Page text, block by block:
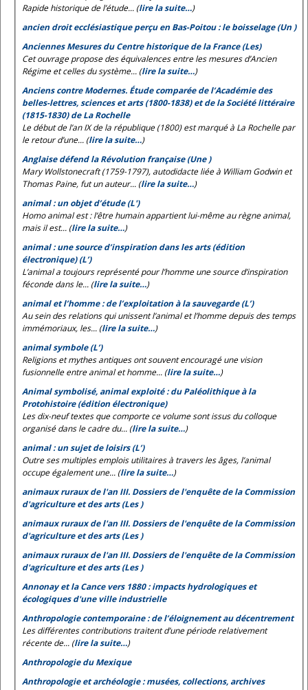
Rapide historique de l’étude... (lire la suite…)
ancien droit ecclésiastique perçu en Bas-Poitou : le boisselage (Un )
Anciennes Mesures du Centre historique de la France (Les)
Cet ouvrage propose des équivalences entre les mesures d’Ancien
Régime et celles du système... (lire la suite…)
Anciens contre Modernes. Étude comparée de l’Académie des
belles-lettres, sciences et arts (1800-1838) et de la Société littéraire
(1815-1830) de La Rochelle
Le début de l’an IX de la république (1800) est marqué à La Rochelle par
le retour d’une... (lire la suite…)
Anglaise défend la Révolution française (Une )
Mary Wollstonecraft (1759-1797), autodidacte liée à William Godwin et
Thomas Paine, fut un auteur... (lire la suite…)
animal : un objet d’étude (L')
Homo animal est: l’être humain appartient lui-même au règne animal,
mais il est... (lire la suite…)
animal : une source d’inspiration dans les arts (édition
électronique) (L’)
L’animal a toujours représenté pour l’homme une source d’inspiration
féconde dans le... (lire la suite…)
animal et l’homme : de l’exploitation à la sauvegarde (L’)
Au sein des relations qui unissent l’animal et l’homme depuis des temps
immémoriaux, les... (lire la suite…)
animal symbole (L’)
Religions et mythes antiques ont souvent encouragé une vision
fusionnelle entre animal et homme... (lire la suite…)
Animal symbolisé, animal exploité : du Paléolithique à la
Protohistoire (édition électronique)
Les dix-neuf textes que comporte ce volume sont issus du colloque
organisé dans le cadre du... (lire la suite…)
animal : un sujet de loisirs (L’)
Outre ses multiples emplois utilitaires à travers les âges, l’animal
occupe également une... (lire la suite…)
animaux ruraux de l'an III. Dossiers de l'enquête de la Commission
d'agriculture et des arts (Les )
animaux ruraux de l'an III. Dossiers de l'enquête de la Commission
d'agriculture et des arts (Les )
animaux ruraux de l'an III. Dossiers de l'enquête de la Commission
d'agriculture et des arts (Les )
Annonay et la Cance vers 1880 : impacts hydrologiques et
écologiques d'une ville industrielle
Anthropologie contemporaine : de l’éloignement au décentrement
Les différentes contributions traitent d’une période relativement
récente de... (lire la suite…)
Anthropologie du Mexique
Anthropologie et archéologie : musées, collections, archives